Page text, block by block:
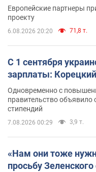
Европейские партнеры
проекту
6.08.2026 20:20 71,8 т.
С 1 сентября
зарплаты:
Одновременно с
правительство объявило
стипендий
7.08.2026 00:29 3,9 т.
«Нам они тоже
просьбу